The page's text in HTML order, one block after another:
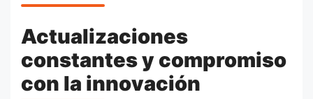
Actualizaciones
constantes y compromiso
con la innovación